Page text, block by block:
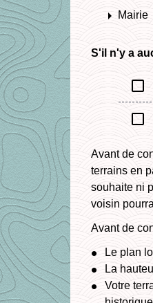
arrow_right Mairie
S'il n'y a
check_box_outline_blank
check_box_outline_blank
Avant de
terrains en
souhaite ni
voisin
Avant de
Le plan
La
Votre